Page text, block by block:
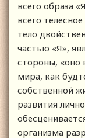
всего образа
всего
тело
частью «Я»,
стороны, «оно
мира, как
собственной
развития
организма